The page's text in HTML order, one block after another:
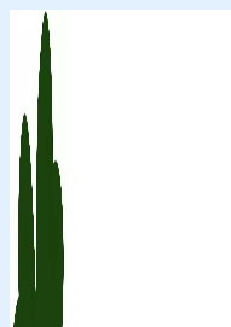
Перейти
содержимому